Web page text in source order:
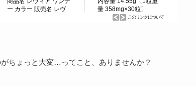
ちょっと大変…ってこと、ありませんか？